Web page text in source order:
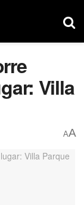
Villa
AA